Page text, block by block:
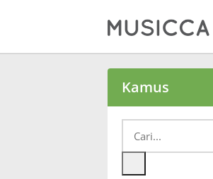
Български
Kamus